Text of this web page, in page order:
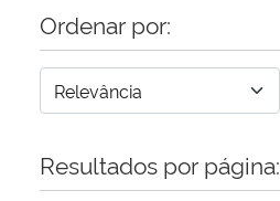
Ordenar por:
Resultados por página: